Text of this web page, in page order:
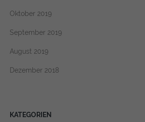
Oktober 2019
September 2019
August 2019
Dezember 2018
KATEGORIEN